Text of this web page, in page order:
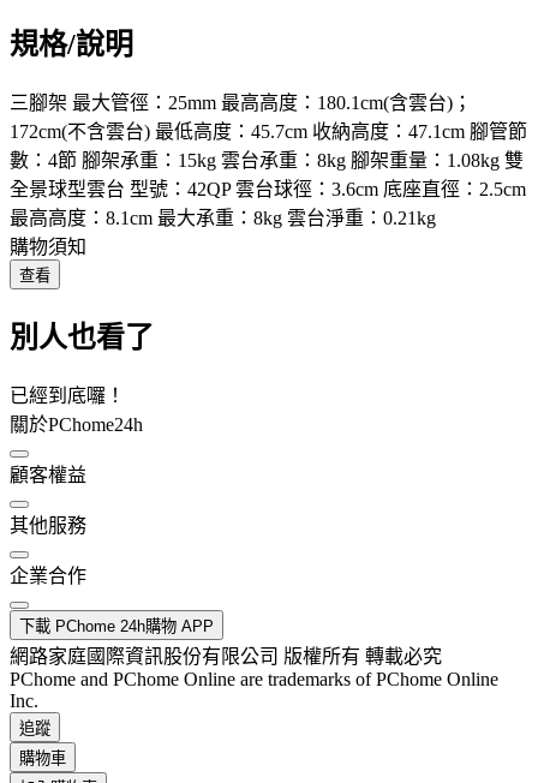
規格/說明
三腳架 最大管徑：25mm 最高高度：180.1cm(含雲台)；
172cm(不含雲台) 最低高度：45.7cm 收納高度：47.1cm 腳管節
數：4節 腳架承重：15kg 雲台承重：8kg 腳架重量：1.08kg 雙
全景球型雲台 型號：42QP 雲台球徑：3.6cm 底座直徑：2.5cm
最高高度：8.1cm 最大承重：8kg 雲台淨重：0.21kg
購物須知
查看
別人也看了
已經到底囉！
關於PChome24h
顧客權益
其他服務
企業合作
下載 PChome 24h購物 APP
網路家庭國際資訊股份有限公司 版權所有 轉載必究
PChome and PChome Online are trademarks of PChome Online
Inc.
追蹤
購物車